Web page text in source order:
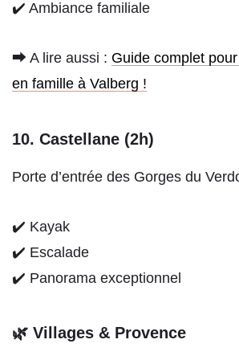
✔️ Ambiance familiale
⮕ A lire aussi : Guide complet
en famille à Valberg !
10. Castellane (2h)
Porte d’entrée des Gorges du
✔️ Kayak
✔️ Escalade
✔️ Panorama exceptionnel
🌿 Villages & Provence